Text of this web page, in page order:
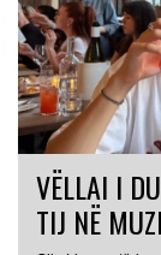
VËLLAI I
TIJ NË